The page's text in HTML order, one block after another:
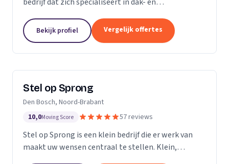
samenhangt. Met onze vakkundige aanpak zorgen
we ervoor dat uw pand...
Bekijk profiel Vergelijk offertes
Stel op Sprong
Den Bosch, Noord-Brabant
10,0Moving Score 57 reviews
Stel op Sprong is een klein bedrijf die er werk van
maakt uw wensen centraal te stellen. Klein,